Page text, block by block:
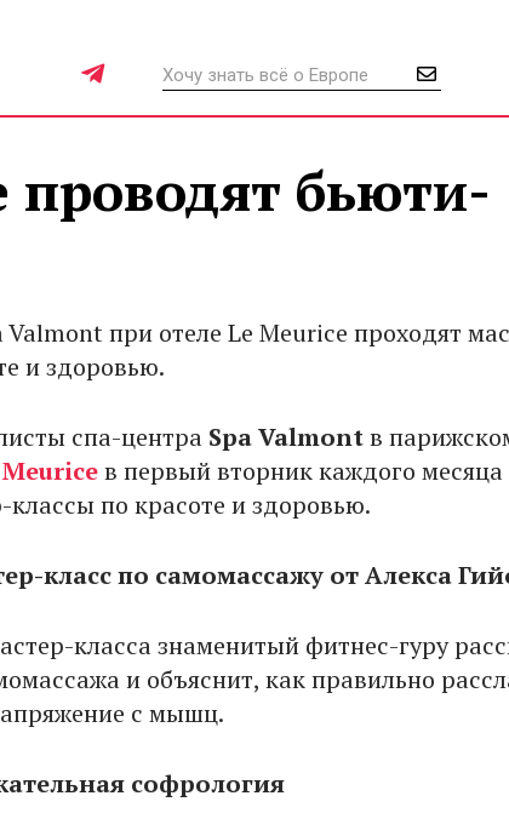
проводят бьюти-
Valmont при отеле Le Meurice проходят
и здоровью.
спа-центра Spa Valmontв
в первый вторник каждого месяца
классы по красоте и здоровью.
класс по самомассажу от Алекса
класса знаменитый фитнес-гуру
и объяснит, как правильно
с мышц.
софрология